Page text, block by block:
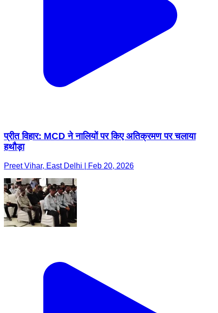
प्रीत विहार: MCD ने नालियों पर किए अतिक्रमण पर चलाया
हथौड़ा
Preet Vihar, East Delhi | Feb 20, 2026